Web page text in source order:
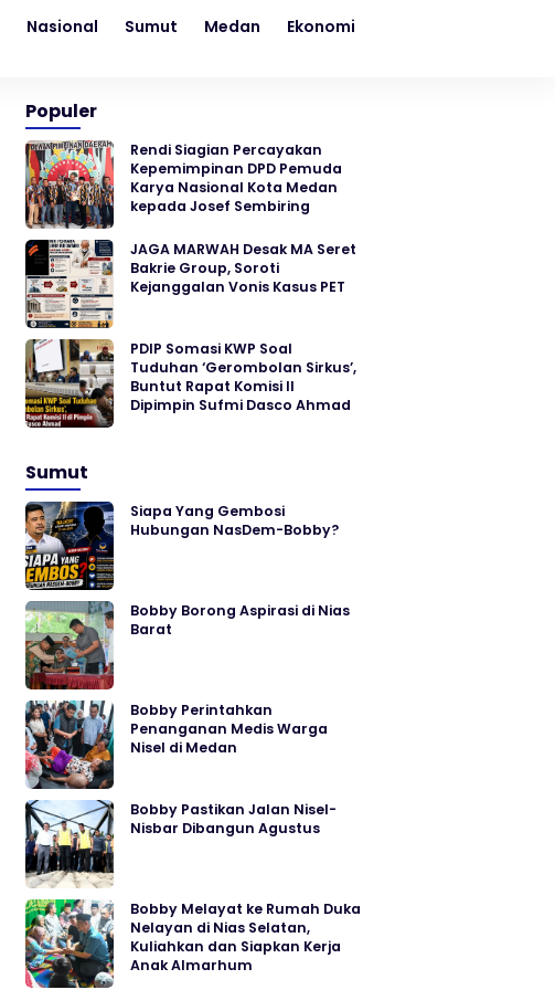
Nasional Sumut Medan Ekonomi
Populer
Rendi Siagian Percayakan
Kepemimpinan DPD Pemuda
Karya Nasional Kota Medan
kepada Josef Sembiring
JAGA MARWAH Desak MA Seret
Bakrie Group, Soroti
Kejanggalan Vonis Kasus PET
PDIP Somasi KWP Soal
Tuduhan ‘Gerombolan Sirkus’,
Buntut Rapat Komisi II
Dipimpin Sufmi Dasco Ahmad
Sumut
Siapa Yang Gembosi
Hubungan NasDem-Bobby?
Bobby Borong Aspirasi di Nias
Barat
Bobby Perintahkan
Penanganan Medis Warga
Nisel di Medan
Bobby Pastikan Jalan Nisel-
Nisbar Dibangun Agustus
Bobby Melayat ke Rumah Duka
Nelayan di Nias Selatan,
Kuliahkan dan Siapkan Kerja
Anak Almarhum